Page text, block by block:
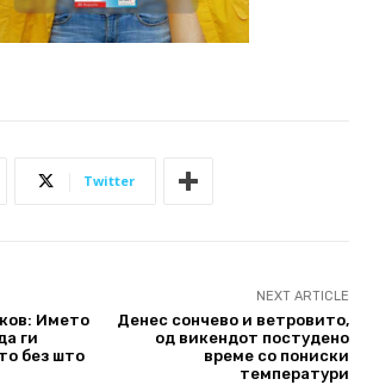
Twitter
Името
ги
без што
NEXT ARTICLE
Денес сончево и ветровитo,
од викендот постудено
време со пониски
температури